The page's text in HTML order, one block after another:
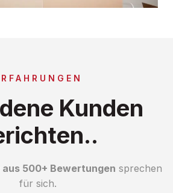
Kunden
500+ Bewertungen sprechen
für sich.